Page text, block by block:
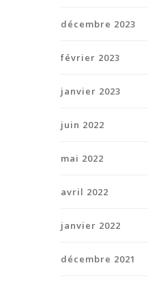
décembre 2023
février 2023
janvier 2023
juin 2022
mai 2022
avril 2022
janvier 2022
décembre 2021